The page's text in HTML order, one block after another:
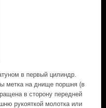
в первый цилиндр.
метка на днище поршня (в
в сторону передней
рукояткой молотка или